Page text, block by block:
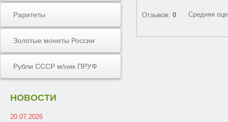
Раритеты
Золотые монеты России
Рубли СССР м/ник ПРУФ
НОВОСТИ
20.07.2026
Отзывов: 0 Средняя